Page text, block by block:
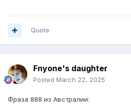
Quote
Fnyone's daughter
Posted March 22, 2025
Фраза 888 из Австралии: